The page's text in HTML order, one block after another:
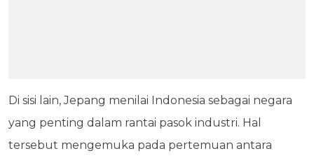
Di sisi lain, Jepang menilai Indonesia sebagai negara
yang penting dalam rantai pasok industri. Hal
tersebut mengemuka pada pertemuan antara